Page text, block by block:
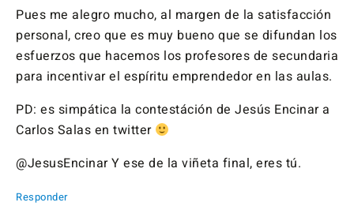
Pues me alegro mucho, al margen de la satisfacción
personal, creo que es muy bueno que se difundan los
esfuerzos que hacemos los profesores de secundaria
para incentivar el espíritu emprendedor en las aulas.
PD: es simpática la contestáción de Jesús Encinar a
Carlos Salas en twitter
@JesusEncinar Y ese de la viñeta final, eres tú.
Responder